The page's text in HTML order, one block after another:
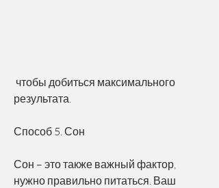
результата.
Способ 5. Сон
Сон – это также важный фактор,
нужно правильно питаться. Ваш